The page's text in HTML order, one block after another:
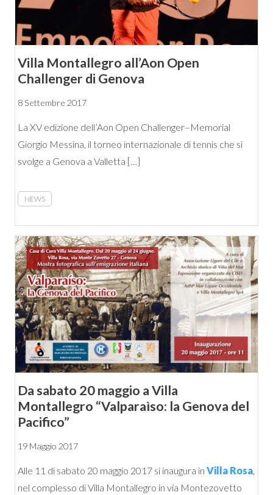
Villa Montallegro all’Aon Open
Challenger di Genova
8 Settembre 2017
La XV edizione dell’Aon Open Challenger–Memorial
Giorgio Messina, il torneo internazionale di tennis che si
svolge a Genova a Valletta […]
NEWS
Da sabato 20 maggio a Villa
Montallegro “Valparaìso: la Genova del
Pacifico”
19 Maggio 2017
Alle 11 di sabato 20 maggio 2017 si inaugura in Villa Rosa,
nel complesso di Villa Montallegro in via Montezovetto